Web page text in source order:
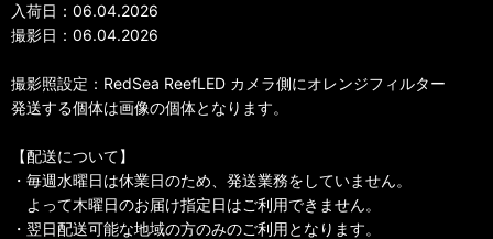
入荷日：06.04.2026
撮影日：06.04.2026
撮影照設定：RedSea ReefLED カメラ側にオレンジフィルター
発送する個体は画像の個体となります。
【配送について】
・毎週水曜日は休業日のため、発送業務をしていません。
よって木曜日のお届け指定日はご利用できません。
・翌日配送可能な地域の方のみのご利用となります。